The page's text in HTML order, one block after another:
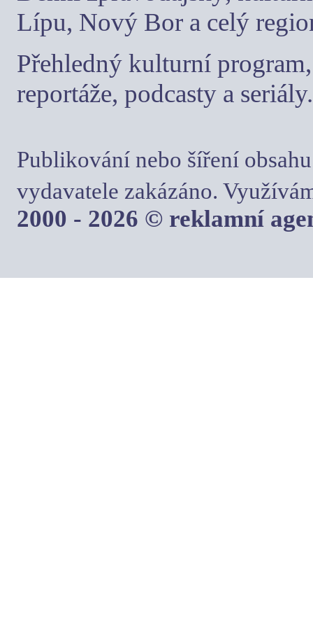
Lípu, Nový Bor a celý
Přehledný kulturní
reportáže, podcasty a seriály.
Publikování nebo šíření
vydavatele zakázáno.
2000 - 2026 © reklamní